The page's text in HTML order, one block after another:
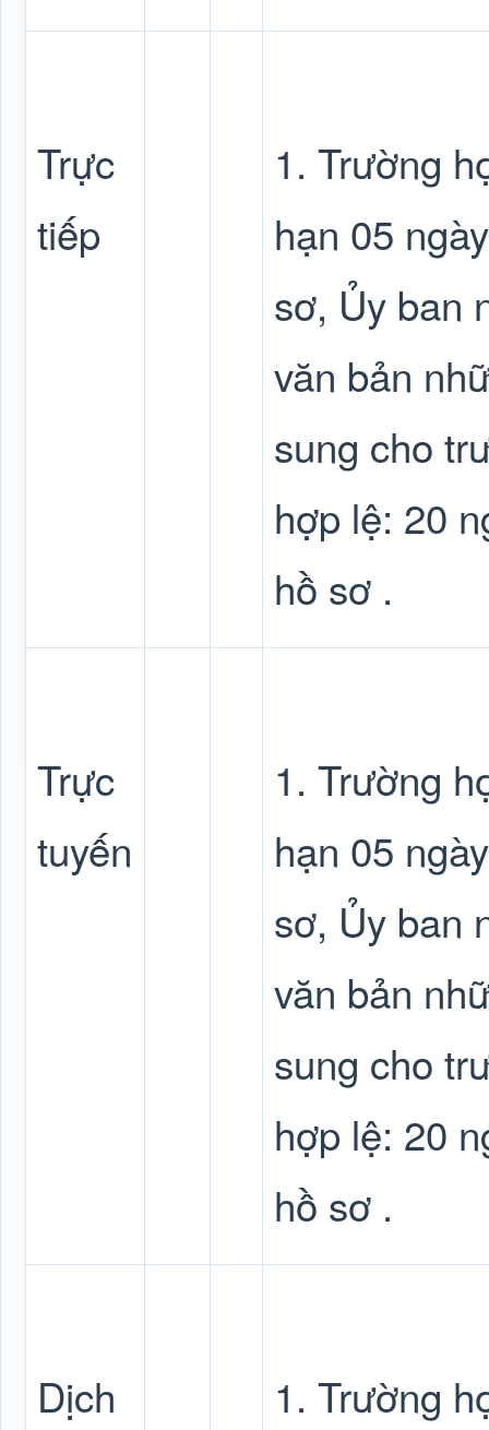
Trực
tiếp
1. Trường
hạn 05
sơ, Ủy ban
văn bản
sung cho
hợp lệ: 20
hồ sơ .
Trực
tuyến
1. Trường
hạn 05
sơ, Ủy ban
văn bản
sung cho
hợp lệ: 20
hồ sơ .
Dịch 1. Trường